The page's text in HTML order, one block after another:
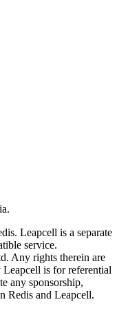
Leapcell is a separate
service.
Any rights therein are
is for referential
any sponsorship,
Redis and Leapcell.